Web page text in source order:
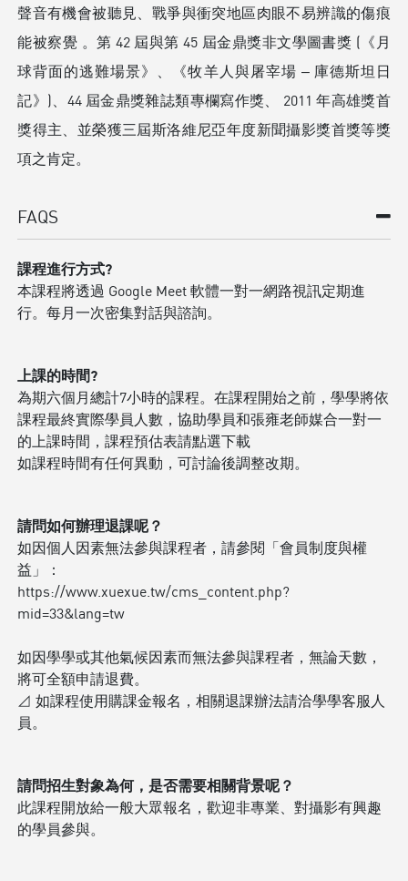
聲音有機會被聽見、戰爭與衝突地區肉眼不易辨識的傷痕
能被察覺 。第 42 屆與第 45 屆金鼎獎非文學圖書獎 (《月
球背面的逃難場景》、《牧羊人與屠宰場 ‒ 庫德斯坦日
記》)、44 屆金鼎獎雜誌類專欄寫作獎、 2011 年高雄獎首
獎得主、並榮獲三屆斯洛維尼亞年度新聞攝影獎首獎等獎
項之肯定。
FAQS
課程進行方式?
本課程將透過 Google Meet 軟體一對一網路視訊定期進
行。每月一次密集對話與諮詢。
上課的時間?
為期六個月總計7小時的課程。在課程開始之前，學學將依
課程最終實際學員人數，協助學員和張雍老師媒合一對一
的上課時間，課程預估表請點選下載
如課程時間有任何異動，可討論後調整改期。
請問如何辦理退課呢？
如因個人因素無法參與課程者，請參閱「會員制度與權
益」：
https://www.xuexue.tw/cms_content.php?
mid=33&lang=tw
如因學學或其他氣候因素而無法參與課程者，無論天數，
將可全額申請退費。
⊿ 如課程使用購課金報名，相關退課辦法請洽學學客服人
員。
請問招生對象為何，是否需要相關背景呢？
此課程開放給一般大眾報名，歡迎非專業、對攝影有興趣
的學員參與。